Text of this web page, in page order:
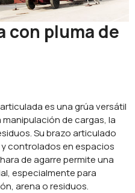
con pluma de
es una grúa versátil
de cargas, la
Su brazo articulado
controlados en espacios
de agarre permite una
especialmente para
arena o residuos.